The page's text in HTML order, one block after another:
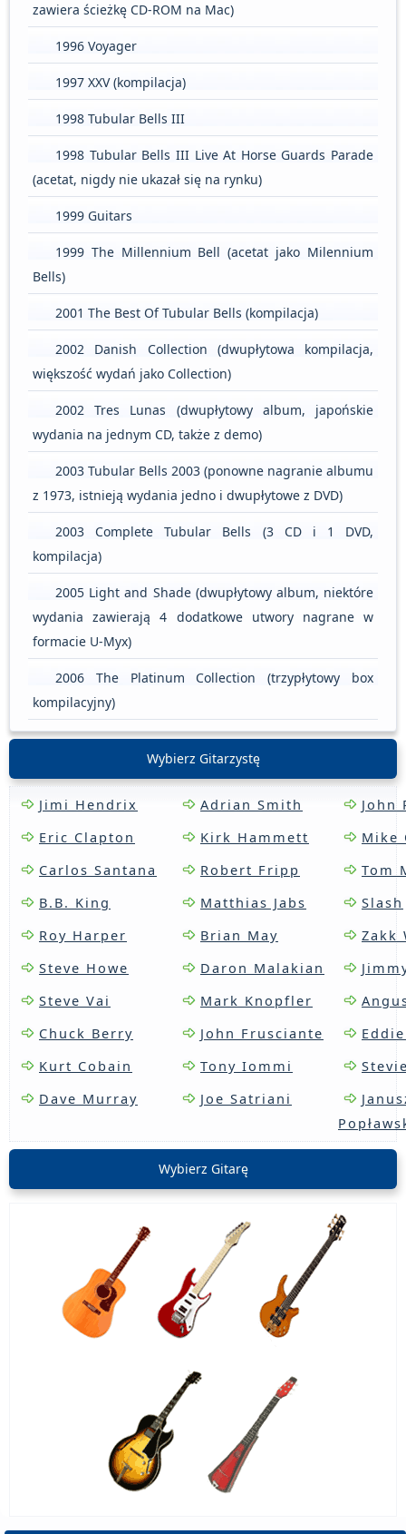
zawiera ścieżkę CD-ROM na Mac)
1996 Voyager
1997 XXV (kompilacja)
1998 Tubular Bells III
1998 Tubular Bells III Live At Horse Guards Parade
(acetat, nigdy nie ukazał się na rynku)
1999 Guitars
1999 The Millennium Bell (acetat jako Milennium
Bells)
2001 The Best Of Tubular Bells (kompilacja)
2002 Danish Collection (dwupłytowa kompilacja,
większość wydań jako Collection)
2002 Tres Lunas (dwupłytowy album, japońskie
wydania na jednym CD, także z demo)
2003 Tubular Bells 2003 (ponowne nagranie albumu
z 1973, istnieją wydania jedno i dwupłytowe z DVD)
2003 Complete Tubular Bells (3 CD i 1 DVD,
kompilacja)
2005 Light and Shade (dwupłytowy album, niektóre
wydania zawierają 4 dodatkowe utwory nagrane w
formacie U-Myx)
2006 The Platinum Collection (trzypłytowy box
kompilacyjny)
Wybierz Gitarzystę
Jimi Hendrix
Eric Clapton
Carlos Santana
B.B. King
Roy Harper
Steve Howe
Steve Vai
Chuck Berry
Kurt Cobain
Dave Murray
Adrian Smith
Kirk Hammett
Robert Fripp
Matthias Jabs
Brian May
Daron Malakian
Mark Knopfler
John Frusciante
Tony Iommi
Joe Satriani
John
Mike
Tom
Slash
Zakk
Wybierz Gitarę